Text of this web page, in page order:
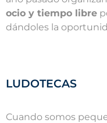
ocio y tiempo libre
dándoles la
LUDOTECAS
Cuando somos